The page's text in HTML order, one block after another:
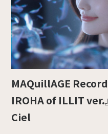
MAQuillAGE
IROHA of ILLIT
Ciel